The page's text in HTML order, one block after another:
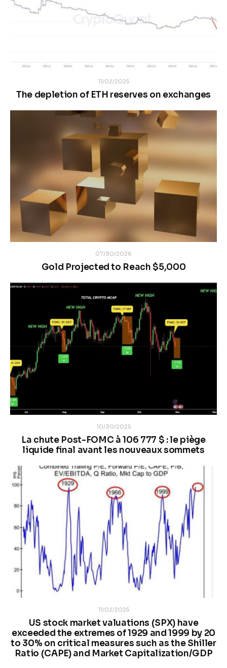
11/02/2025
The depletion of ETH reserves on exchanges
07/30/2026
Gold Projected to Reach $5,000
10/30/2025
La chute Post-FOMC à 106 777 $ : le piège
liquide final avant les nouveaux sommets
11/02/2025
US stock market valuations (SPX) have
exceeded the extremes of 1929 and 1999 by 20
to 30% on critical measures such as the Shiller
Ratio (CAPE) and Market Capitalization/GDP